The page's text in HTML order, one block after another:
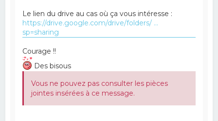
Le lien du drive au cas où ça vous intéresse :
https://drive.google.com/drive/folders/ ...
sp=sharing
Courage !!
Des bisous
Vous ne pouvez pas consulter les pièces
jointes insérées à ce message.